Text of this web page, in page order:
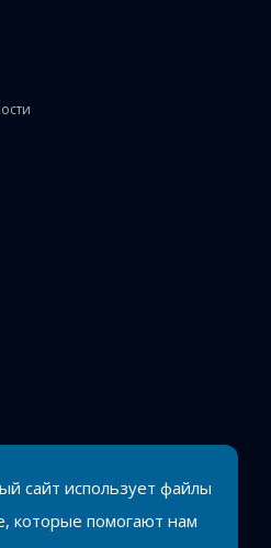
сайт использует файлы
которые помогают нам